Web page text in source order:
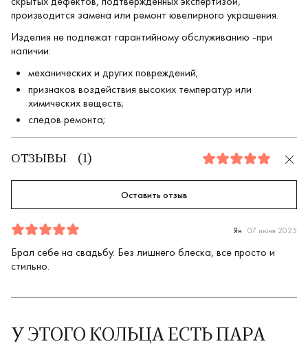
производится замена или ремонт ювелирного украшения.
Изделия не подлежат гарантийному обслуживанию -при
наличии:
механических и других повреждений;
признаков воздействия высоких температур или
химических веществ;
следов ремонта;
ОТЗЫВЫ ( 1) 5.0
Оставить отзыв
Отзыв
1
5.0
5 Ян 07 июня 2025
Брал себе на свадьбу. Без лишнего блеска, все просто и
стильно.
У ЭТОГО КОЛЬЦА ЕСТЬ ПАРА